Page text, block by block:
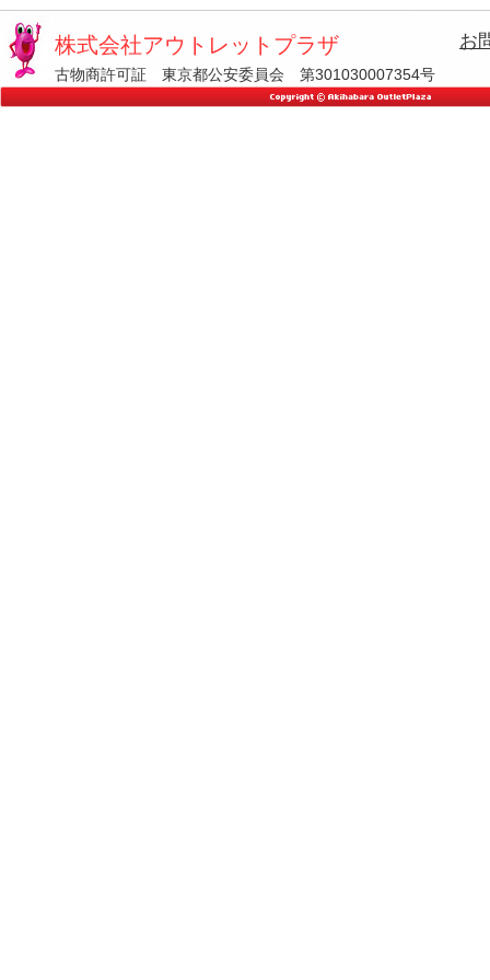
株式会社アウトレットプラザ
古物商許可証 東京都公安委員会 第301030007354号
お